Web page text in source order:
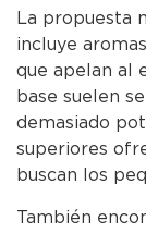
La propuesta
incluye
que apelan al
base suelen
demasiado
superiores
buscan los
También